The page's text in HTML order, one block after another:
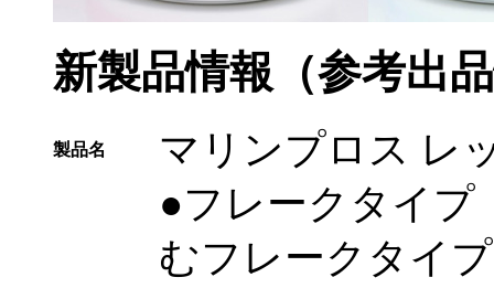
新製品情報（参考出
製品名 マリンプロス レ
●フレークタイ
むフレークタイ